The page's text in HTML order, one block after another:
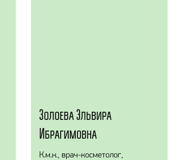
Золоева Эльвира
Ибрагимовна
К.м.н., врач-косметолог,